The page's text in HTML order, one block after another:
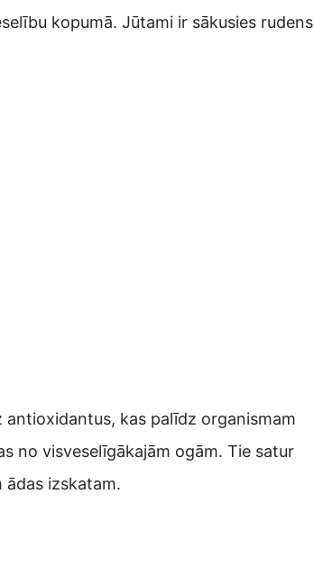
kopumā. Jūtami ir sākusies rudens
antioxidantus, kas palīdz organismam
no visveselīgākajām ogām. Tie satur
ādas izskatam.